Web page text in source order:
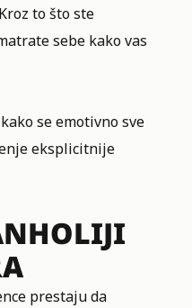
to što ste
sebe kako vas
se emotivno sve
eksplicitnije
prestaju da